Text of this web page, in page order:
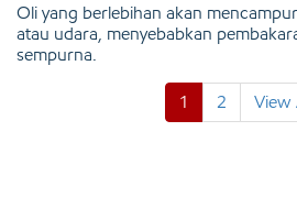
Oli yang berlebihan akan
atau udara, menyebabkan
sempurna.
1 2 View